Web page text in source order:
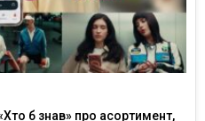
б знав» про асортимент,